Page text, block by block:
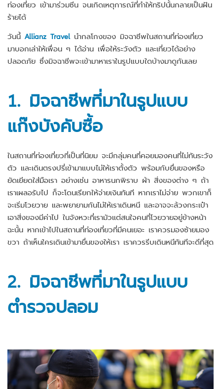
ท่องเที่ยว เข้ามาร่วมซีน จนเกิดเหตุการณ์ที่ทำให้ทริปนั้นกลายเป็นฝัน
ร้ายได้
วันนี้ Allianz Travel นำกลโกงของ มิจฉาชีพในสถานที่ท่องเที่ยว
มาบอกเล่าให้เพื่อน ๆ ได้อ่าน เพื่อให้ระวังตัว และเที่ยวได้อย่าง
ปลอดภัย ซึ่งมิจฉาชีพจะเข้ามาหาเราในรูปแบบใดบ้างมาดูกันเลย
1. มิจฉาชีพที่มาในรูปแบบ
แก๊งบังคับซื้อ
ในสถานที่ท่องเที่ยวที่เป็นที่นิยม จะมีกลุ่มคนที่คอยมองคนที่ไม่ทันระวัง
ตัว และเดินตรงปรี่เข้ามาแบบไม่ให้เราตั้งตัว พร้อมกับยื่นของหรือ
ยัดเยียดใส่มือเรา อย่างเช่น อาหารนกพิราบ ผ้า สิ่งของต่าง ๆ ถ้า
เราเผลอรับไป ก็จะโดนเรียกให้จ่ายเงินทันที หากเราไม่จ่าย พวกเขาก็
จะเริ่มโวยวาย และพยายามกันไม่ให้เราเดินหนี และอาจจะล้วงกระเป๋า
เอาสิ่งของมีค่าไป ในจังหวะที่เรามัวแต่สนใจคนที่โวยวายอยู่ข้างหน้า
ฉะนั้น หากเข้าไปในสถานที่ท่องเที่ยวที่มีคนเยอะ เราควรมองซ้ายมอง
ขวา ถ้าเห็นใครเดินเข้ามายื่นของให้เรา เราควรรีบเดินหนีทันทีจะดีที่สุด
2. มิจฉาชีพที่มาในรูปแบบ
ตำรวจปลอม